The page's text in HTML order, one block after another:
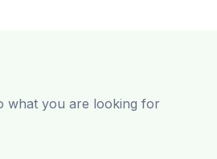
what you are looking for